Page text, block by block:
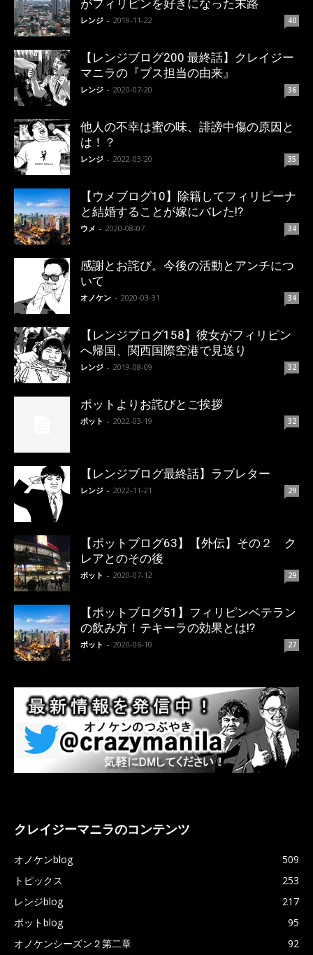
がフィリピンを好きになった末路
レンジ - 2019-11-22 40
【レンジブログ200 最終話】クレイジー
マニラの『ブス担当の由来』
レンジ - 2020-07-20 36
他人の不幸は蜜の味、誹謗中傷の原因と
は！？
レンジ - 2022-03-20 35
【ウメブログ10】除籍してフィリピーナ
と結婚することが嫁にバレた!?
ウメ - 2020-08-07 34
感謝とお詫び。今後の活動とアンチにつ
いて
オノケン - 2020-03-31 34
【レンジブログ158】彼女がフィリピン
へ帰国、関西国際空港で見送り
レンジ - 2019-08-09 32
ポットよりお詫びとご挨拶
ポット - 2022-03-19 32
【レンジブログ最終話】ラブレター
レンジ - 2022-11-21 29
【ポットブログ63】【外伝】その２ ク
レアとのその後
ポット - 2020-07-12 29
【ポットブログ51】フィリピンベテラン
の飲み方！テキーラの効果とは!?
ポット - 2020-06-10 27
クレイジーマニラのコンテンツ
オノケンblog
509
トピックス
253
レンジblog
217
ポットblog
95
オノケンシーズン２第二章
92